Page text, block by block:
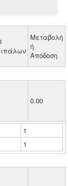
Μεταβολή
ή
Απόδοση
0.00
1
1